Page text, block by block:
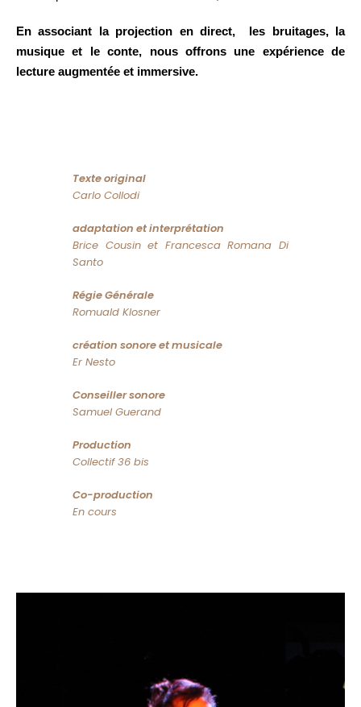
En associant la projection en direct, les bruitages, la
musique et le conte, nous offrons une expérience de
lecture augmentée et immersive.
Texte original
Carlo Collodi
adaptation et interprétation
Brice Cousin et Francesca Romana Di
Santo
Régie Générale
Romuald Klosner
création sonore et musicale
Er Nesto
Conseiller sonore
Samuel Guerand
Production
Collectif 36 bis
Co-production
En cours